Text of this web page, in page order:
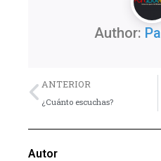
Author:
Previo
ANTERIOR
¿Cuánto escuchas?
Autor